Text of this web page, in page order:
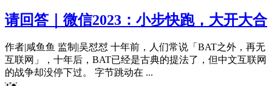
请回答｜微信2023：小步快跑，大开大合
作者|咸鱼鱼 监制|吴怼怼 十年前，人们常说「BAT之外，再无
互联网」，十年后，BAT已经是古典的提法了，但中文互联网
的战争却没停下过。 字节跳动在 ...